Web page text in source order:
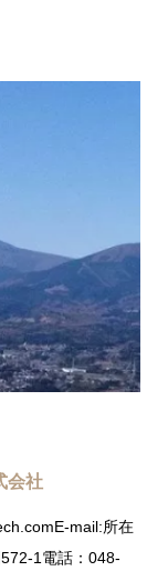
E-
所在地：兵庫県
パークタウンビ
続きを読む
会社
mail:所在
1電話：048-